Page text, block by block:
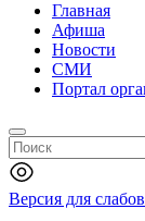
Главная
Афиша
Новости
СМИ
Портал
Версия для